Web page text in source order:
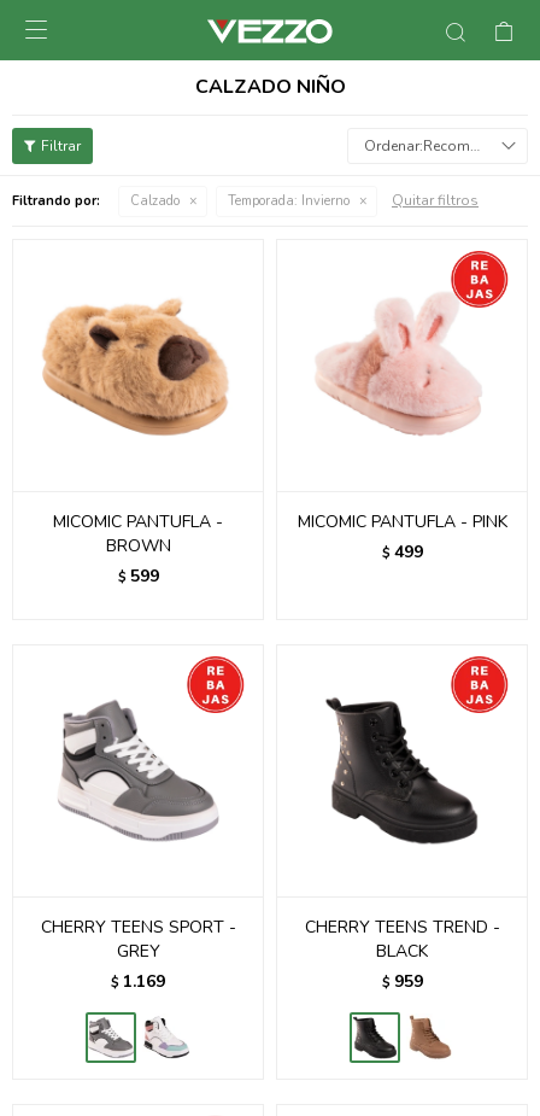

CALZADO NIÑO
Recomendados
Filtrando por: Calzado Temporada: Invierno Quitar filtros
MICOMIC PANTUFLA -
BROWN
$ 599
MICOMIC PANTUFLA - PINK
$ 499
CHERRY TEENS SPORT -
GREY
$ 1.169
CHERRY TEENS TREND -
BLACK
$ 959